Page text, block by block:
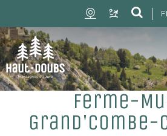
Ferme-
Grand'Combe-